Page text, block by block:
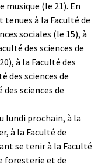
musique (le 21). En
à la Faculté de
sociales (le 15), à
des sciences de
à la Faculté des
des sciences de
sciences de
lundi prochain, à la
à la Faculté de
se tenir à la Faculté
foresterie et de